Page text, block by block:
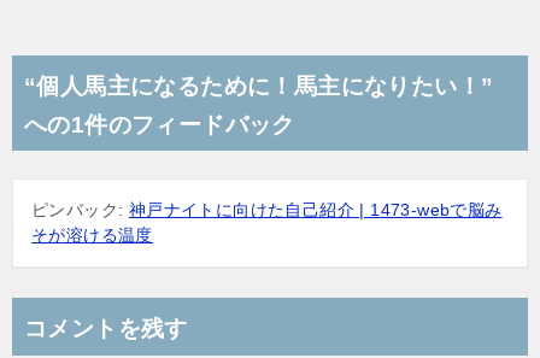
“個人馬主になるために！馬主になりたい！”
への1件のフィードバック
ピンバック: 神戸ナイトに向けた自己紹介 | 1473-webで脳み
そが溶ける温度
コメントを残す